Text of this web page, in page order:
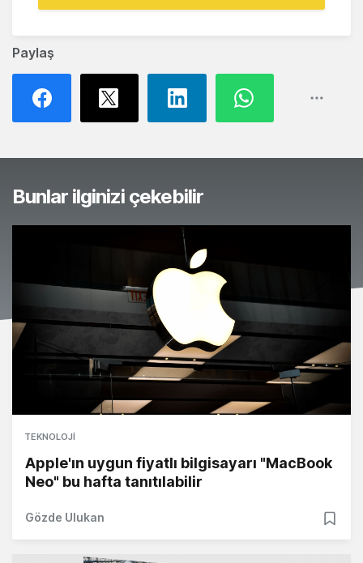
Paylaş
Bunlar ilginizi çekebilir
TEKNOLOJI
Apple'ın uygun fiyatlı bilgisayarı "MacBook
Neo" bu hafta tanıtılabilir
Gözde Ulukan